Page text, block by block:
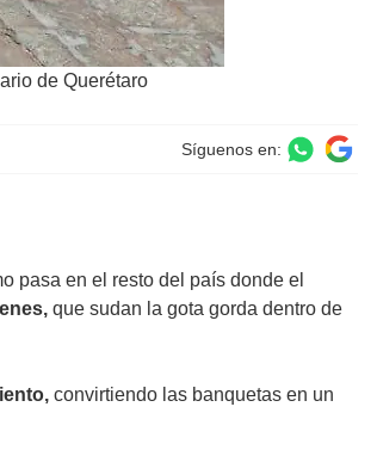
de Querétaro
Síguenos en:
pasa en el resto del país donde el
que sudan la gota gorda dentro de
convirtiendo las banquetas en un